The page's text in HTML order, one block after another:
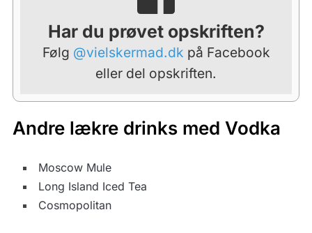
Har du prøvet opskriften?
Følg @vielskermad.dk på Facebook
eller del opskriften.
Andre lækre drinks med Vodka
Moscow Mule
Long Island Iced Tea
Cosmopolitan